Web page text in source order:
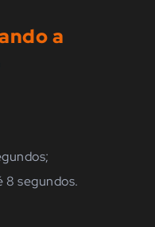
a
8 segundos.